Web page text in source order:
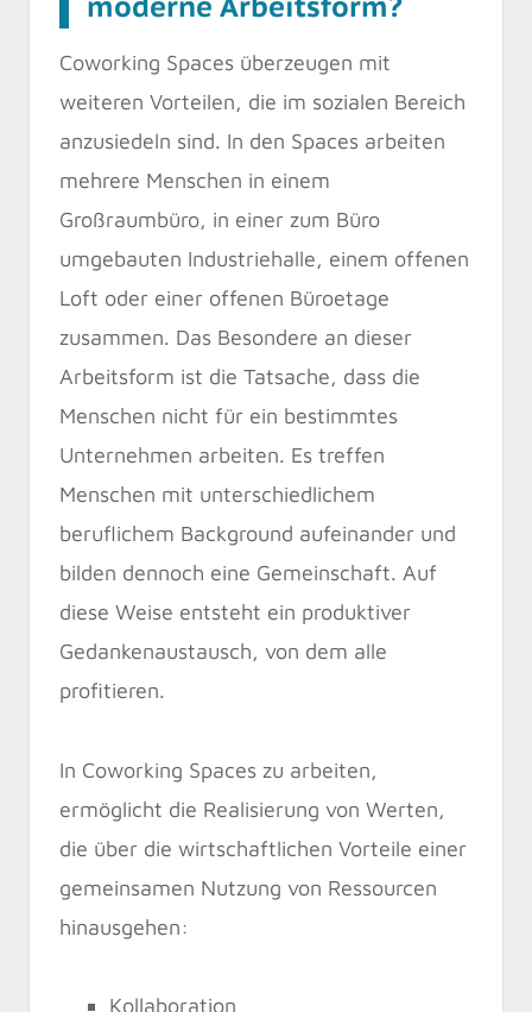
Coworking Spaces überzeugen mit
weiteren Vorteilen, die im sozialen Bereich
anzusiedeln sind. In den Spaces arbeiten
mehrere Menschen in einem
Großraumbüro, in einer zum Büro
umgebauten Industriehalle, einem offenen
Loft oder einer offenen Büroetage
zusammen. Das Besondere an dieser
Arbeitsform ist die Tatsache, dass die
Menschen nicht für ein bestimmtes
Unternehmen arbeiten. Es treffen
Menschen mit unterschiedlichem
beruflichem Background aufeinander und
bilden dennoch eine Gemeinschaft. Auf
diese Weise entsteht ein produktiver
Gedankenaustausch, von dem alle
profitieren.
In Coworking Spaces zu arbeiten,
ermöglicht die Realisierung von Werten,
die über die wirtschaftlichen Vorteile einer
gemeinsamen Nutzung von Ressourcen
hinausgehen:
Kollaboration